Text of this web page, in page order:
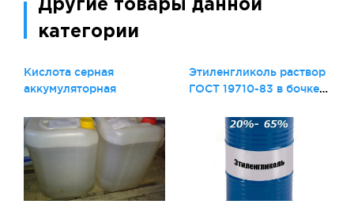
Другие товары данной
категории
Кислота серная
аккумуляторная
Этиленгликоль раствор
ГОСТ 19710-83 в бочке